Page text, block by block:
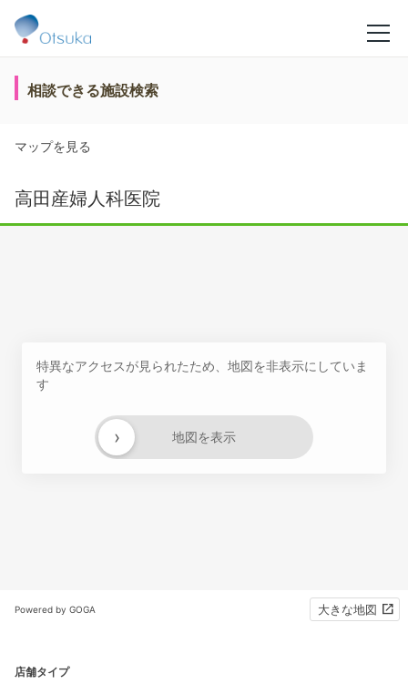
相談できる施設検索
マップを見る
高田産婦人科医院
特異なアクセスが見られたため、地図を非表示にしていま
す
地図を表示
›
Powered by GOGA 大きな地図
店舗タイプ